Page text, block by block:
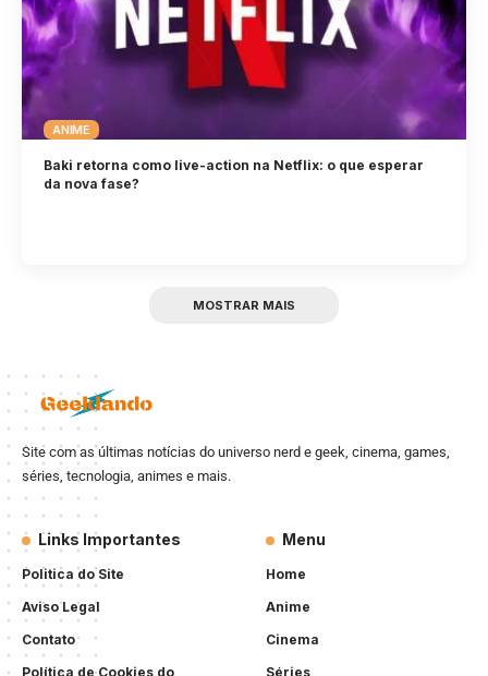
ANIME
Baki retorna como live-action na Netflix: o que esperar
da nova fase?
MOSTRAR MAIS
Site com as últimas notícias do universo nerd e geek, cinema, games,
séries, tecnologia, animes e mais.
Links Importantes
Politica do Site
Aviso Legal
Contato
Política de Cookies do
Menu
Home
Anime
Cinema
Séries